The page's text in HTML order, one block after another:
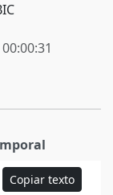
00:00:31
Copiar texto